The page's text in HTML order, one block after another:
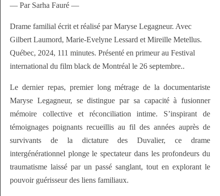
— Par Sarha Fauré —
Drame familial écrit et réalisé par Maryse Legagneur. Avec
Gilbert Laumord, Marie-Evelyne Lessard et Mireille Metellus.
Québec, 2024, 111 minutes. Présenté en primeur au Festival
international du film black de Montréal le 26 septembre..
Le dernier repas, premier long métrage de la documentariste
Maryse Legagneur, se distingue par sa capacité à fusionner
mémoire collective et réconciliation intime. S’inspirant de
témoignages poignants recueillis au fil des années auprès de
survivants de la dictature des Duvalier, ce drame
intergénérationnel plonge le spectateur dans les profondeurs du
traumatisme laissé par un passé sanglant, tout en explorant le
pouvoir guérisseur des liens familiaux.